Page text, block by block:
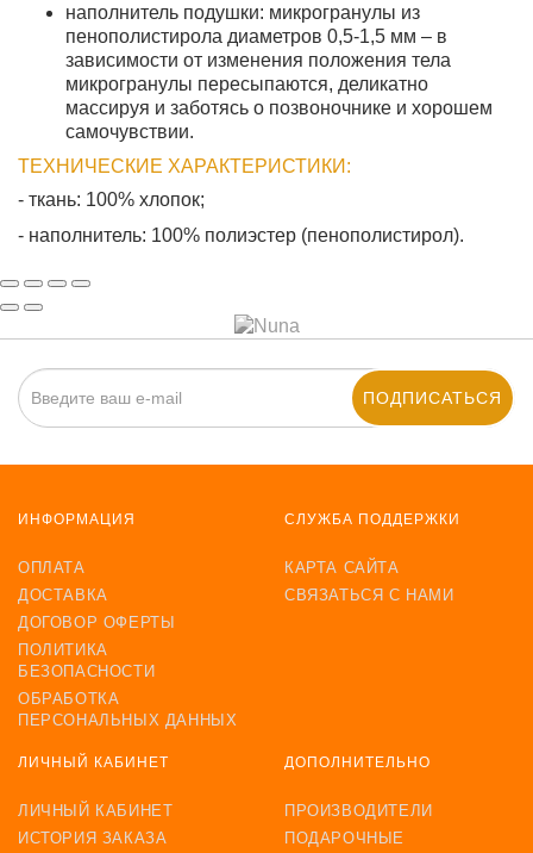
наполнитель подушки: микрогранулы из
пенополистирола диаметров 0,5-1,5 мм – в
зависимости от изменения положения тела
микрогранулы пересыпаются, деликатно
массируя и заботясь о позвоночнике и хорошем
самочувствии.
ТЕХНИЧЕСКИЕ ХАРАКТЕРИСТИКИ:
- ткань: 100% хлопок;
- наполнитель: 100% полиэстер (пенополистирол).
ПОДПИСАТЬСЯ
ИНФОРМАЦИЯ
ОПЛАТА
ДОСТАВКА
ДОГОВОР ОФЕРТЫ
ПОЛИТИКА
БЕЗОПАСНОСТИ
ОБРАБОТКА
ПЕРСОНАЛЬНЫХ ДАННЫХ
СЛУЖБА ПОДДЕРЖКИ
КАРТА САЙТА
СВЯЗАТЬСЯ С НАМИ
ЛИЧНЫЙ КАБИНЕТ
ЛИЧНЫЙ КАБИНЕТ
ИСТОРИЯ ЗАКАЗА
ДОПОЛНИТЕЛЬНО
ПРОИЗВОДИТЕЛИ
ПОДАРОЧНЫЕ